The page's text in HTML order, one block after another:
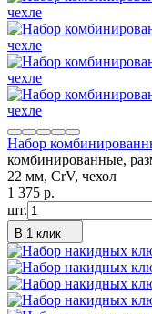
Набор
комбинированные,
22 мм, CrV, чехол
1 375 p.
шт.
В 1 клик